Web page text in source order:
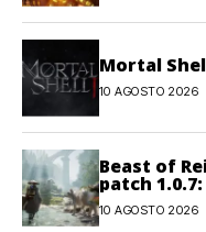
Mortal
10 AGOSTO 2026
Beast of
patch
10 AGOSTO 2026